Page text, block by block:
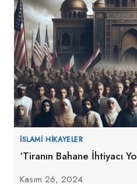
İSLAMI HIKAYELER
‘Tiranın Bahane İhtiyacı
Kasım 26, 2024